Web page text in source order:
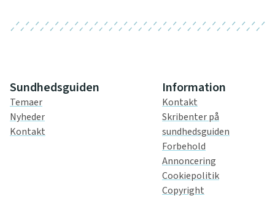
Sundhedsguiden
Temaer
Nyheder
Kontakt
Information
Kontakt
Skribenter på
sundhedsguiden
Forbehold
Annoncering
Cookiepolitik
Copyright